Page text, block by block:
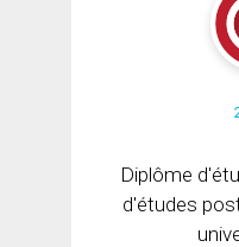
Diplôme
d'études